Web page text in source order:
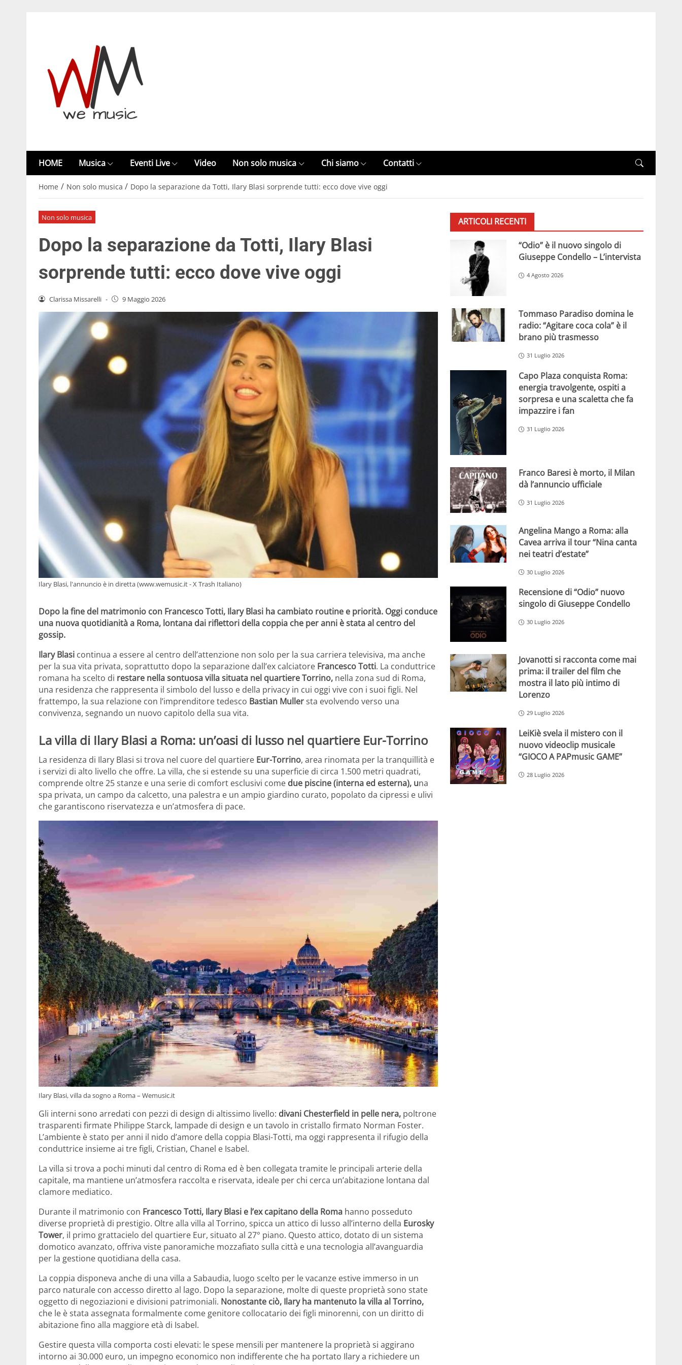
HOME Musica Eventi Live Video Non solo musica Chi siamo Contatti
Home / Non solo musica / Dopo la separazione da Totti, Ilary Blasi sorprende tutti: ecco dove vive oggi
Non solo musica
Dopo la separazione da Totti, Ilary Blasi
sorprende tutti: ecco dove vive oggi
Clarissa Missarelli - 9 Maggio 2026
Ilary Blasi, l'annuncio è in diretta (www.wemusic.it - X Trash Italiano)
Dopo la fine del matrimonio con Francesco Totti, Ilary Blasi ha cambiato routine e priorità. Oggi conduce
una nuova quotidianità a Roma, lontana dai riflettori della coppia che per anni è stata al centro del
gossip.
Ilary Blasi continua a essere al centro dell’attenzione non solo per la sua carriera televisiva, ma anche
per la sua vita privata, soprattutto dopo la separazione dall’ex calciatore Francesco Totti. La conduttrice
romana ha scelto di restare nella sontuosa villa situata nel quartiere Torrino, nella zona sud di Roma,
una residenza che rappresenta il simbolo del lusso e della privacy in cui oggi vive con i suoi figli. Nel
frattempo, la sua relazione con l’imprenditore tedesco Bastian Mullersta evolvendo verso una
convivenza, segnando un nuovo capitolo della sua vita.
La villa di Ilary Blasi a Roma: un’oasi di lusso nel quartiere Eur-Torrino
La residenza di Ilary Blasi si trova nel cuore del quartiere Eur-Torrino, area rinomata per la tranquillità e
i servizi di alto livello che offre. La villa, che si estende su una superficie di circa 1.500 metri quadrati,
comprende oltre 25 stanze e una serie di comfort esclusivi come due piscine (interna ed esterna), una
spa privata, un campo da calcetto, una palestra e un ampio giardino curato, popolato da cipressi e ulivi
che garantiscono riservatezza e un’atmosfera di pace.
Ilary Blasi, villa da sogno a Roma – Wemusic.it
Gli interni sono arredati con pezzi di design di altissimo livello: divani Chesterfield in pelle nera, poltrone
trasparenti firmate Philippe Starck, lampade di design e un tavolo in cristallo firmato Norman Foster.
L’ambiente è stato per anni il nido d’amore della coppia Blasi-Totti, ma oggi rappresenta il rifugio della
conduttrice insieme ai tre figli, Cristian, Chanel e Isabel.
La villa si trova a pochi minuti dal centro di Roma ed è ben collegata tramite le principali arterie della
capitale, ma mantiene un’atmosfera raccolta e riservata, ideale per chi cerca un’abitazione lontana dal
clamore mediatico.
Durante il matrimonio con Francesco Totti, Ilary Blasi e l’ex capitano della Roma hanno posseduto
diverse proprietà di prestigio. Oltre alla villa al Torrino, spicca un attico di lusso all’interno della Eurosky
Tower, il primo grattacielo del quartiere Eur, situato al 27° piano. Questo attico, dotato di un sistema
domotico avanzato, offriva viste panoramiche mozzafiato sulla città e una tecnologia all’avanguardia
per la gestione quotidiana della casa.
La coppia disponeva anche di una villa a Sabaudia, luogo scelto per le vacanze estive immerso in un
parco naturale con accesso diretto al lago. Dopo la separazione, molte di queste proprietà sono state
oggetto di negoziazioni e divisioni patrimoniali. Nonostante ciò, Ilary ha mantenuto la villa al Torrino,
che le è stata assegnata formalmente come genitore collocatario dei figli minorenni, con un diritto di
abitazione fino alla maggiore età di Isabel.
Gestire questa villa comporta costi elevati: le spese mensili per mantenere la proprietà si aggirano
intorno ai 30.000 euro, un impegno economico non indifferente che ha portato Ilary a richiedere un
ARTICOLI RECENTI
“Odio” è il nuovo singolo di
Giuseppe Condello – L’intervista
4 Agosto 2026
Tommaso Paradiso domina le
radio: “Agitare coca cola” è il
brano più trasmesso
31 Luglio 2026
Capo Plaza conquista Roma:
energia travolgente, ospiti a
sorpresa e una scaletta che fa
impazzire i fan
31 Luglio 2026
Franco Baresi è morto, il Milan
dà l’annuncio ufficiale
31 Luglio 2026
Angelina Mango a Roma: alla
Cavea arriva il tour “Nina canta
nei teatri d’estate”
30 Luglio 2026
Recensione di “Odio” nuovo
singolo di Giuseppe Condello
30 Luglio 2026
Jovanotti si racconta come mai
prima: il trailer del film che
mostra il lato più intimo di
Lorenzo
29 Luglio 2026
LeiKiè svela il mistero con il
nuovo videoclip musicale
“GIOCO A PAPmusic GAME”
28 Luglio 2026